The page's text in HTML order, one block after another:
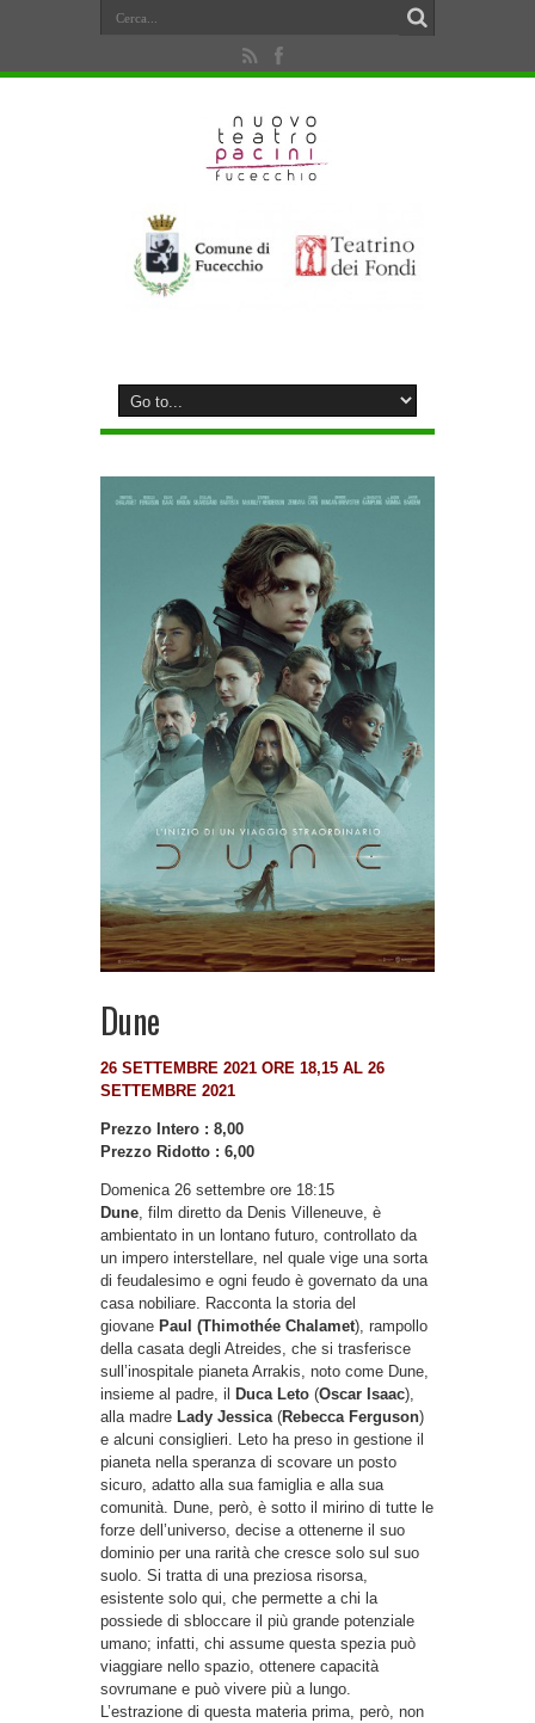
Dune
26 SETTEMBRE 2021 ORE 18,15 AL 26
SETTEMBRE 2021
Prezzo Intero : 8,00
Prezzo Ridotto : 6,00
Domenica 26 settembre ore 18:15
Dune, film diretto da Denis Villeneuve, è
ambientato in un lontano futuro, controllato da
un impero interstellare, nel quale vige una sorta
di feudalesimo e ogni feudo è governato da una
casa nobiliare. Racconta la storia del
giovane Paul (Thimothée Chalamet), rampollo
della casata degli Atreides, che si trasferisce
sull’inospitale pianeta Arrakis, noto come Dune,
insieme al padre, il
Duca Leto (Oscar Isaac),
alla madre Lady Jessica(Rebecca Ferguson)
e alcuni consiglieri. Leto ha preso in gestione il
pianeta nella speranza di scovare un posto
sicuro, adatto alla sua famiglia e alla sua
comunità. Dune, però, è sotto il mirino di tutte le
forze dell’universo, decise a ottenerne il suo
dominio per una rarità che cresce solo sul suo
suolo. Si tratta di una preziosa risorsa,
esistente solo qui, che permette a chi la
possiede di sbloccare il più grande potenziale
umano; infatti, chi assume questa spezia può
viaggiare nello spazio, ottenere capacità
sovrumane e può vivere più a lungo.
L’estrazione di questa materia prima, però, non